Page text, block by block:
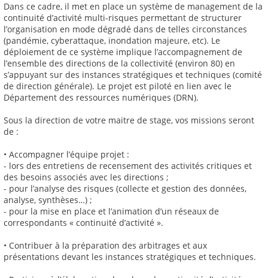
Dans ce cadre, il met en place un système de management de la
continuité d’activité multi-risques permettant de structurer
l’organisation en mode dégradé dans de telles circonstances
(pandémie, cyberattaque, inondation majeure, etc). Le
déploiement de ce système implique l’accompagnement de
l’ensemble des directions de la collectivité (environ 80) en
s’appuyant sur des instances stratégiques et techniques (comité
de direction générale). Le projet est piloté en lien avec le
Département des ressources numériques (DRN).
Sous la direction de votre maitre de stage, vos missions seront
de :
• Accompagner l’équipe projet :
- lors des entretiens de recensement des activités critiques et
des besoins associés avec les directions ;
- pour l’analyse des risques (collecte et gestion des données,
analyse, synthèses…) ;
- pour la mise en place et l’animation d’un réseaux de
correspondants « continuité d’activité ».
• Contribuer à la préparation des arbitrages et aux
présentations devant les instances stratégiques et techniques.